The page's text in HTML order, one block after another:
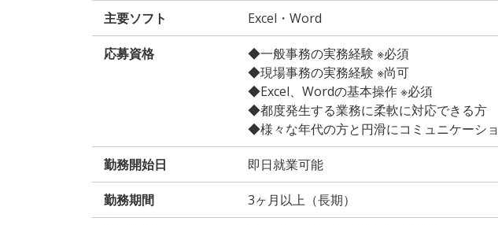
主要ソフト Excel・Word
応募資格
◆一般事務の実務経験 ※必須
◆現場事務の実務経験 ※尚可
◆Excel、Wordの基本操作 ※必須
◆都度発生する業務に柔軟に対応できる方
◆様々な年代の方と円滑にコミュニケーシ
勤務開始日 即日就業可能
勤務期間 3ヶ月以上（長期）